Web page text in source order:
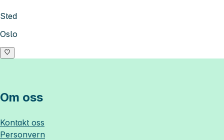
Sted
Oslo
Om oss
Kontakt oss
Personvern